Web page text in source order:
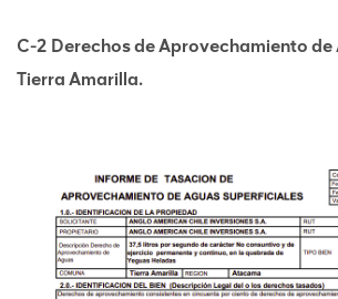
C-2 Derechos de Aprovechamiento
Tierra Amarilla.